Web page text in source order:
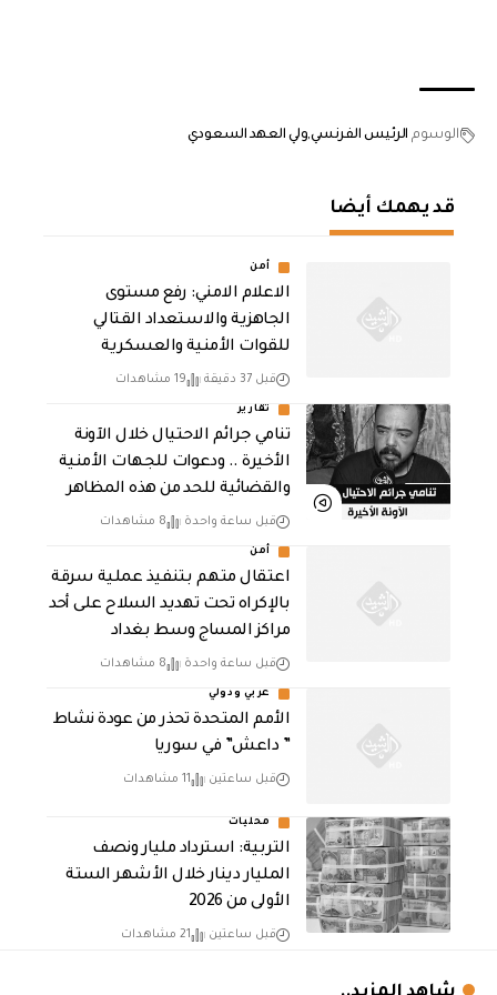
الوسوم الرئيس الفرنسيولي العهد السعودي
قد يهمك أيضا
أمن
الاعلام الامني: رفع مستوى
الجاهزية والاستعداد القتالي
للقوات الأمنية والعسكرية
قبل 37 دقيقة 19 مشاهدات
تقارير
تنامي جرائم الاحتيال خلال الآونة
الأخيرة .. ودعوات للجهات الأمنية
والقضائية للحد من هذه المظاهر
قبل ساعة واحدة 8 مشاهدات
أمن
اعتقال متهم بتنفيذ عملية سرقة
بالإكراه تحت تهديد السلاح على أحد
مراكز المساج وسط بغداد
قبل ساعة واحدة 8 مشاهدات
عربي ودولي
الأمم المتحدة تحذر من عودة نشاط
” داعش” في سوريا
قبل ساعتين 11 مشاهدات
محليات
التربية: استرداد مليار ونصف
المليار دينار خلال الأشهر الستة
الأولى من 2026
قبل ساعتين 21 مشاهدات